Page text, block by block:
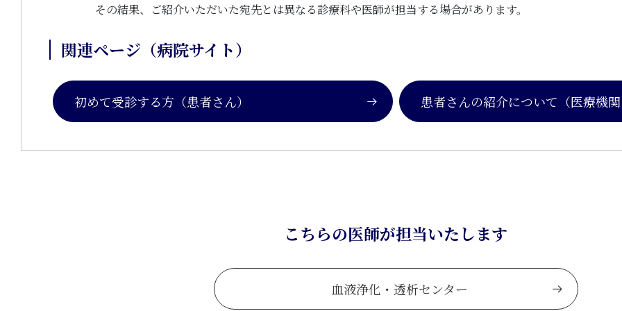
その結果、ご紹介いただいた宛先とは異なる診療科や医師が担当する場合があります。
関連ページ（病院サイト）
初めて受診する方（患者さん） 患者さんの紹介について （医療機
こちらの医師が担当いたします
血液浄化・透析センター